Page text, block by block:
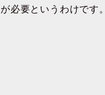
必要というわけです。